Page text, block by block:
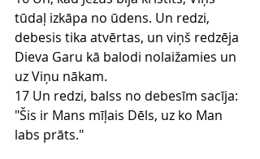
tūdaļ izkāpa no ūdens. Un redzi,
debesis tika atvērtas, un viņš redzēja
Dieva Garu kā balodi nolaižamies un
uz Viņu nākam.
17 Un redzi, balss no debesīm sacīja:
"Šis ir Mans mīļais Dēls, uz ko Man
labs prāts."